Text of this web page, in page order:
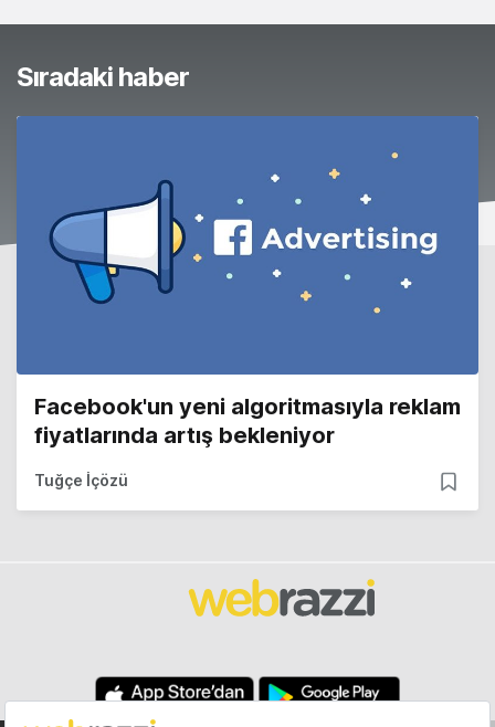
Sıradaki haber
Facebook'un yeni algoritmasıyla reklam
fiyatlarında artış bekleniyor
Tuğçe İçözü